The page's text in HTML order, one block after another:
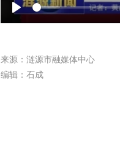
Play
来源：涟源市融媒体中心
编辑：石成